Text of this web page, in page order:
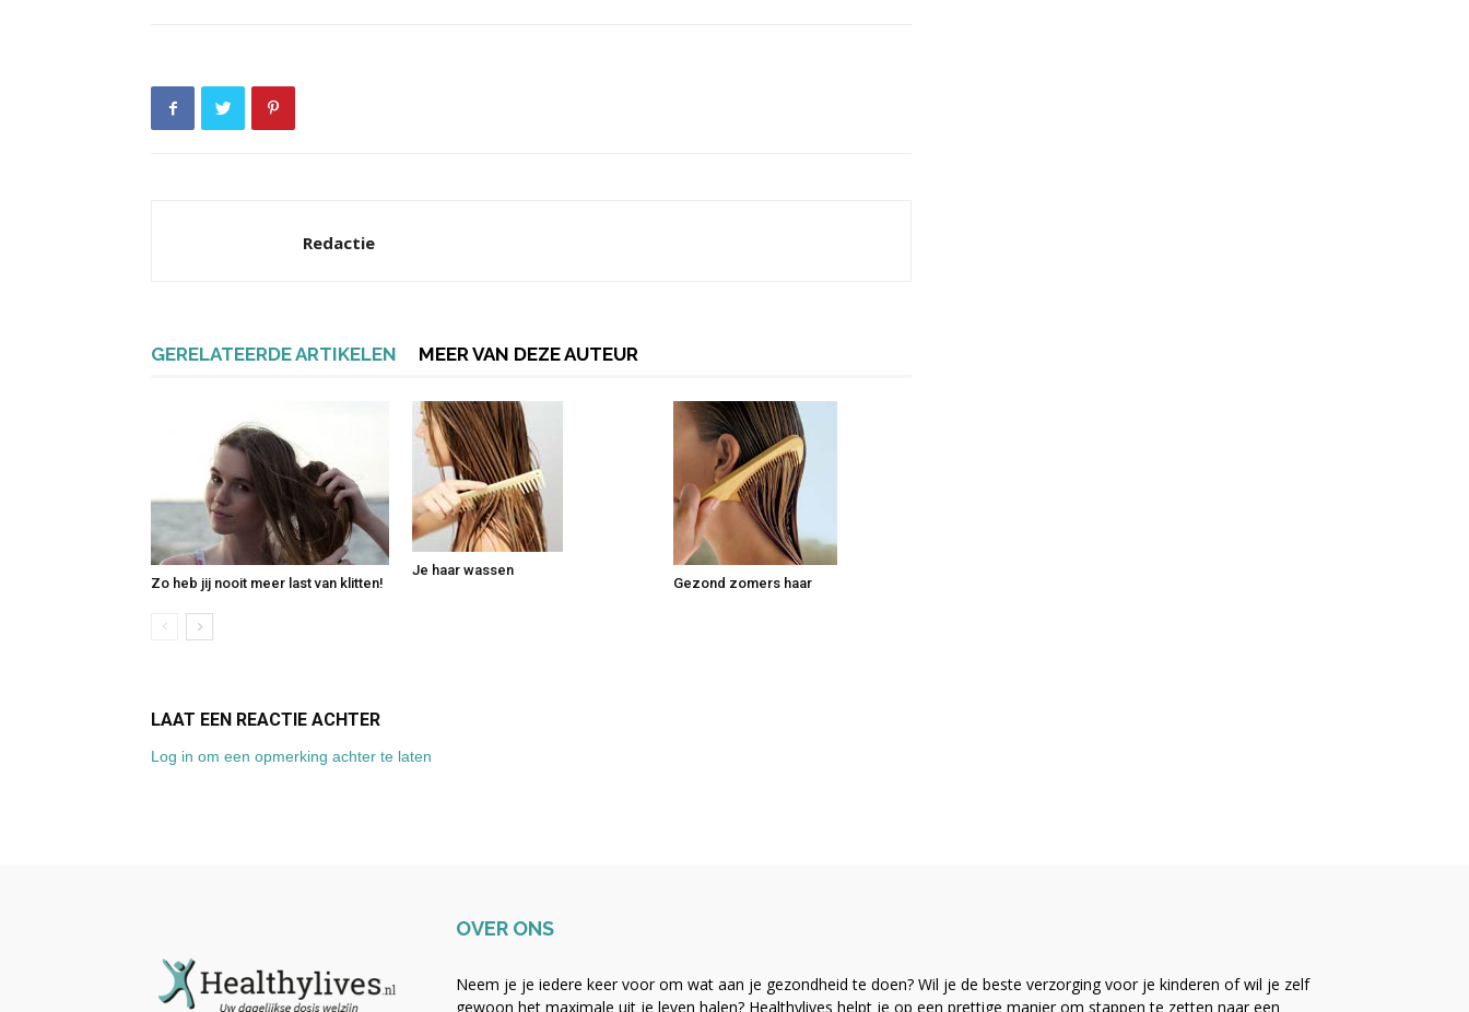
Redactie
GERELATEERDE ARTIKELEN MEER VAN DEZE AUTEUR
Zo heb jij nooit meer last van klitten!
Je haar wassen
Gezond zomers haar
LAAT EEN REACTIE ACHTER
Log in om een opmerking achter te laten
OVER ONS
Neem je je iedere keer voor om wat aan je gezondheid te doen? Wil je de beste verzorging voor je kinderen of wil je zelf
gewoon het maximale uit je leven halen? Healthylives helpt je op een prettige manier om stappen te zetten naar een